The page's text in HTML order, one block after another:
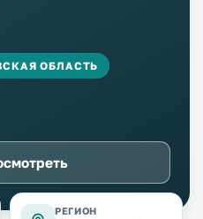
ОБЛАСТЬ
РЕГИОН